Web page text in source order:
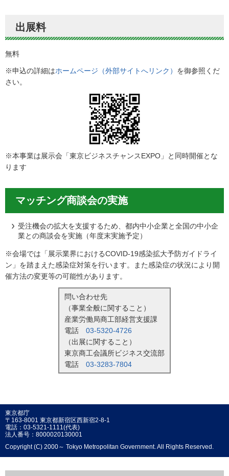
出展料
無料
※申込の詳細はホームページ（外部サイトへリンク） を御参照くだ
さい。
※本事業は展示会「東京ビジネスチャンスEXPO」と同時開催とな
ります
マッチング商談会の実施
受注機会の拡大を支援するため、都内中小企業と全国の中小企
業との商談会を実施（年度末実施予定）
※会場では「展示業界におけるCOVID-19感染拡大予防ガイドライ
ン」を踏まえた感染症対策を行います。また感染症の状況により開
催方法の変更等の可能性があります。
問い合わせ先
（事業全般に関すること）
産業労働局商工部経営支援課
電話 03-5320-4726
（出展に関すること）
東京商工会議所ビジネス交流部
電話 03-3283-7804
東京都庁
〒163-8001 東京都新宿区西新宿2-8-1
電話：03-5321-1111(代表)
法人番号：8000020130001
Copyright (C) 2000～ Tokyo Metropolitan Government. All Rights Reserved.